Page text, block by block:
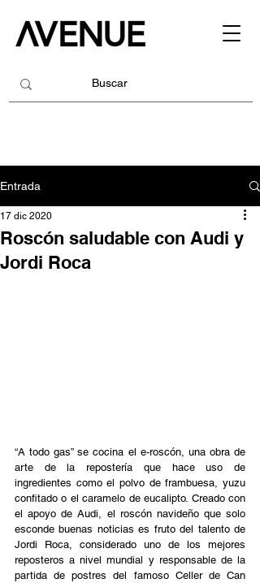
Entrada
Roscón saludable con Audi y
Jordi Roca
17 dic 2020
“A todo gas” se cocina el e-roscón, una obra de
arte de la repostería que hace uso de
ingredientes como el polvo de frambuesa, yuzu
confitado o el caramelo de eucalipto. Creado con
el apoyo de Audi, el roscón navideño que solo
esconde buenas noticias es fruto del talento de
Jordi Roca, considerado uno de los mejores
reposteros a nivel mundial y responsable de la
partida de postres del famoso Celler de Can